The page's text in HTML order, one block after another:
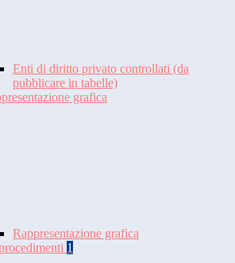
Enti di diritto privato controllati (da
pubblicare in tabelle)
grafica
Rappresentazione grafica
1